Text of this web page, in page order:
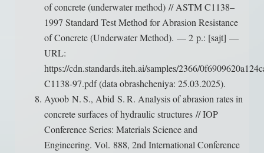
of concrete (underwater method) // ASTM C1138–
1997 Standard Test Method for Abrasion Resistance
of Concrete (Underwater Method). — 2 p.: [sajt] —
URL:
https://cdn.standards.iteh.ai/samples/2366/
C1138-97.pdf (data obrashcheniya: 25.03.2025).
Ayoob N. S., Abid S. R. Analysis of abrasion rates in
concrete surfaces of hydraulic structures // IOP
Conference Series: Materials Science and
Engineering. Vol. 888, 2nd International Conference